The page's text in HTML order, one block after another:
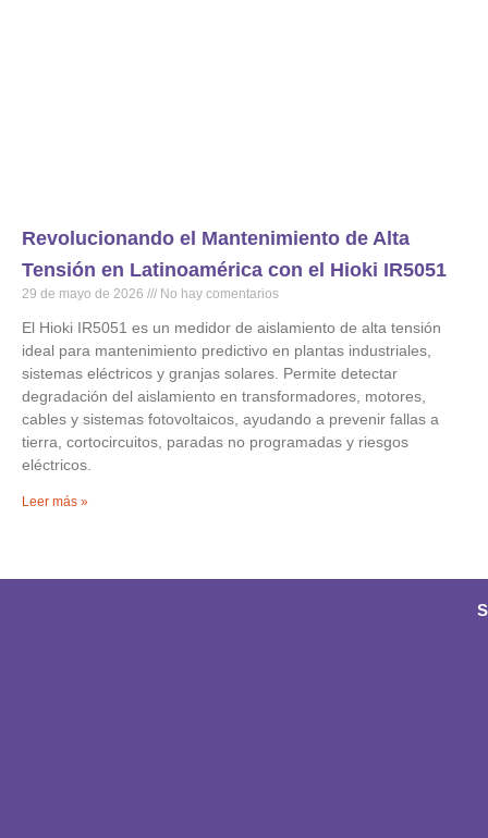
Revolucionando el Mantenimiento de Alta
Tensión en Latinoamérica con el Hioki IR5051
29 de mayo de 2026 No hay comentarios
El Hioki IR5051 es un medidor de aislamiento de alta tensión
ideal para mantenimiento predictivo en plantas industriales,
sistemas eléctricos y granjas solares. Permite detectar
degradación del aislamiento en transformadores, motores,
cables y sistemas fotovoltaicos, ayudando a prevenir fallas a
tierra, cortocircuitos, paradas no programadas y riesgos
eléctricos.
Leer más »